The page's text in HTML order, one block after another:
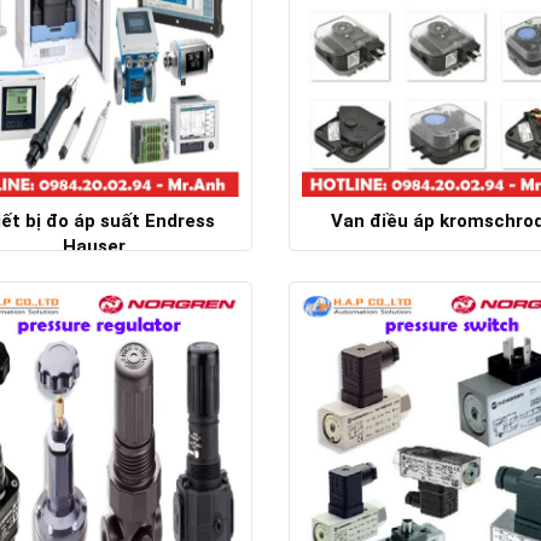
bị đo áp suất Endress
Hauser
Chi tiết
Van điều áp
Chi tiết